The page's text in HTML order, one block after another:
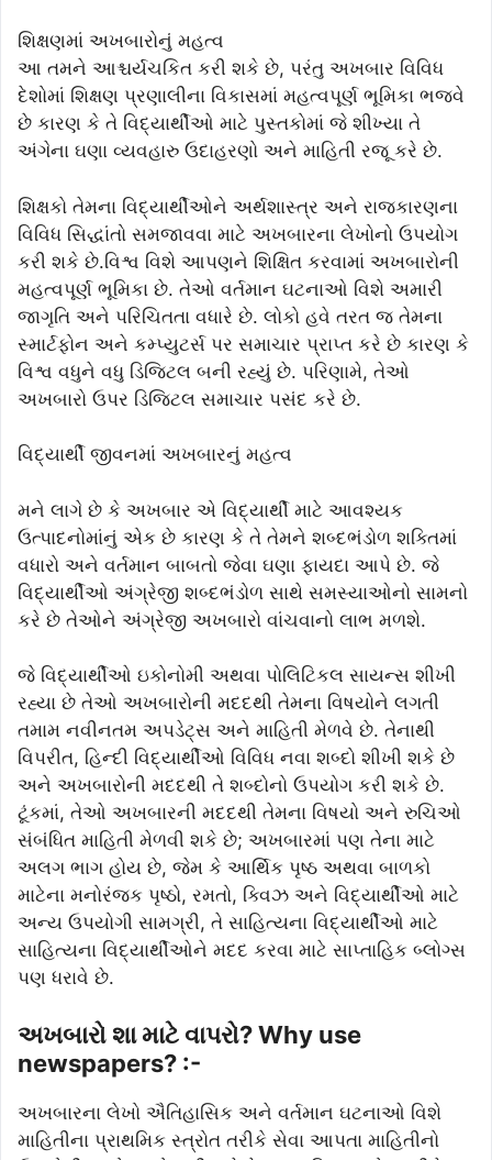
શિક્ષણમાં અખબારોનું મહત્વ
આ તમને આશ્ચર્યચકિત કરી શકે છે, પરંતુ અખબાર વિવિધ
દેશોમાં શિક્ષણ પ્રણાલીના વિકાસમાં મહત્વપૂર્ણ ભૂમિકા ભજવે
છે કારણ કે તે વિદ્યાર્થીઓ માટે પુસ્તકોમાં જે શીખ્યા તે
અંગેના ઘણા વ્યવહારુ ઉદાહરણો અને માહિતી રજૂ કરે છે.
શિક્ષકો તેમના વિદ્યાર્થીઓને અર્થશાસ્ત્ર અને રાજકારણના
વિવિધ સિદ્ધાંતો સમજાવવા માટે અખબારના લેખોનો ઉપયોગ
કરી શકે છે.વિશ્વ વિશે આપણને શિક્ષિત કરવામાં અખબારોની
મહત્વપૂર્ણ ભૂમિકા છે. તેઓ વર્તમાન ઘટનાઓ વિશે અમારી
જાગૃતિ અને પરિચિતતા વધારે છે. લોકો હવે તરત જ તેમના
સ્માર્ટફોન અને કમ્પ્યુટર્સ પર સમાચાર પ્રાપ્ત કરે છે કારણ કે
વિશ્વ વધુને વધુ ડિજિટલ બની રહ્યું છે. પરિણામે, તેઓ
અખબારો ઉપર ડિજિટલ સમાચાર પસંદ કરે છે.
વિદ્યાર્થી જીવનમાં અખબારનું મહત્વ
મને લાગે છે કે અખબાર એ વિદ્યાર્થી માટે આવશ્યક
ઉત્પાદનોમાંનું એક છે કારણ કે તે તેમને શબ્દભંડોળ શક્તિમાં
વધારો અને વર્તમાન બાબતો જેવા ઘણા ફાયદા આપે છે. જે
વિદ્યાર્થીઓ અંગ્રેજી શબ્દભંડોળ સાથે સમસ્યાઓનો સામનો
કરે છે તેઓને અંગ્રેજી અખબારો વાંચવાનો લાભ મળશે.
જે વિદ્યાર્થીઓ ઇકોનોમી અથવા પોલિટિકલ સાયન્સ શીખી
રહ્યા છે તેઓ અખબારોની મદદથી તેમના વિષયોને લગતી
તમામ નવીનતમ અપડેટ્સ અને માહિતી મેળવે છે. તેનાથી
વિપરીત, હિન્દી વિદ્યાર્થીઓ વિવિધ નવા શબ્દો શીખી શકે છે
અને અખબારોની મદદથી તે શબ્દોનો ઉપયોગ કરી શકે છે.
ટૂંકમાં, તેઓ અખબારની મદદથી તેમના વિષયો અને રુચિઓ
સંબંધિત માહિતી મેળવી શકે છે; અખબારમાં પણ તેના માટે
અલગ ભાગ હોય છે, જેમ કે આર્થિક પૃષ્ઠ અથવા બાળકો
માટેના મનોરંજક પૃષ્ઠો, રમતો, ક્વિઝ અને વિદ્યાર્થીઓ માટે
અન્ય ઉપયોગી સામગ્રી, તે સાહિત્યના વિદ્યાર્થીઓ માટે
સાહિત્યના વિદ્યાર્થીઓને મદદ કરવા માટે સાપ્તાહિક બ્લોગ્સ
પણ ધરાવે છે.
અખબારો શા માટે વાપરો? Why use
newspapers? :-
અખબારના લેખો ઐતિહાસિક અને વર્તમાન ઘટનાઓ વિશે
માહિતીના પ્રાથમિક સ્ત્રોત તરીકે સેવા આપતા માહિતીનો